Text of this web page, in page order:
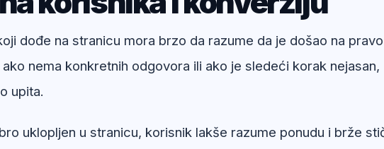
dođe na stranicu mora brzo da razume da je došao na pravo
nema konkretnih odgovora ili ako je sledeći korak nejasan,
upita.
uklopljen u stranicu, korisnik lakše razume ponudu i brže